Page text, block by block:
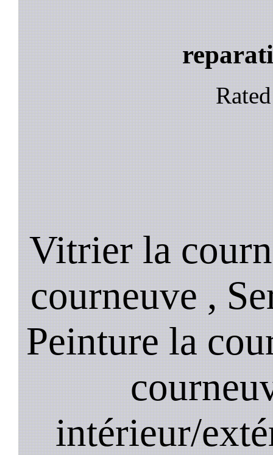
Vitrier la
courneuve ,
Peinture la
intérieur/